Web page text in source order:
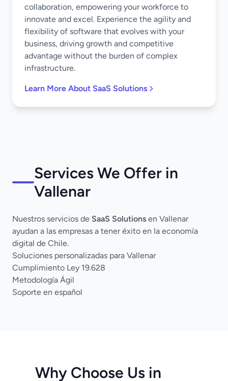
collaboration, empowering your workforce to
innovate and excel. Experience the agility and
flexibility of software that evolves with your
business, driving growth and competitive
advantage without the burden of complex
infrastructure.
Learn More About SaaS Solutions
Services We Offer in
Vallenar
Nuestros servicios de SaaS Solutions en Vallenar
ayudan a las empresas a tener éxito en la economía
digital de Chile.
Soluciones personalizadas para Vallenar
Cumplimiento Ley 19.628
Metodología Ágil
Soporte en español
Why Choose Us in